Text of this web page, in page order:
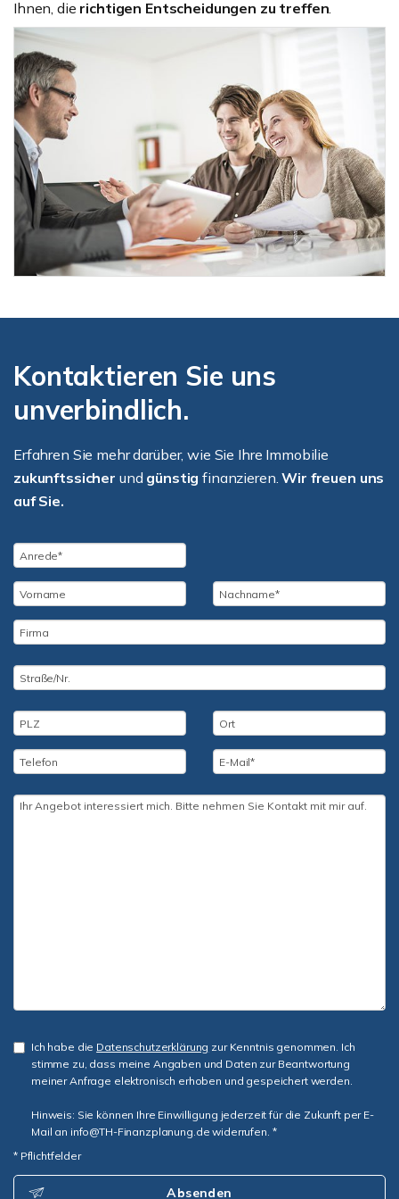
Ihnen, die richtigen Entscheidungen zu treffen.
Kontaktieren Sie uns
unverbindlich.
Erfahren Sie mehr darüber, wie Sie Ihre Immobilie
zukunftssicher und günstigfinanzieren.Wir freuen uns
auf Sie.
Ich habe die Datenschutzerklärung zur Kenntnis genommen. Ich
stimme zu, dass meine Angaben und Daten zur Beantwortung
meiner Anfrage elektronisch erhoben und gespeichert werden.
Hinweis: Sie können Ihre Einwilligung jederzeit für die Zukunft per E-
Mail an info@TH-Finanzplanung.de widerrufen. *
* Pflichtfelder
Absenden